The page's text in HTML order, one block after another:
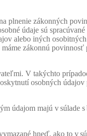
plnenie zákonných
údaje sú
alebo iných
zákonnú povinnosť
V takýchto
osobných
údajom majú v súlade
hneď, ako to v